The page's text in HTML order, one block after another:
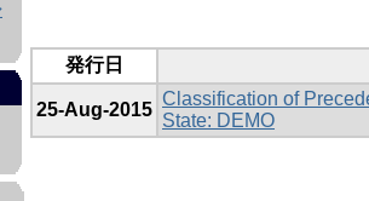
発行日
25-Aug-2015
Classification of
State: DEMO